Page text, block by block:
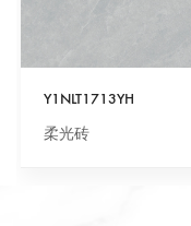
Y1NLT1713YH
柔光砖